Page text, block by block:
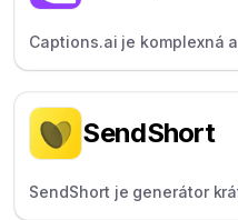
Captions.ai je komplexná
tvorcom pomáha rýchlo
SendShort
SendShort je generátor